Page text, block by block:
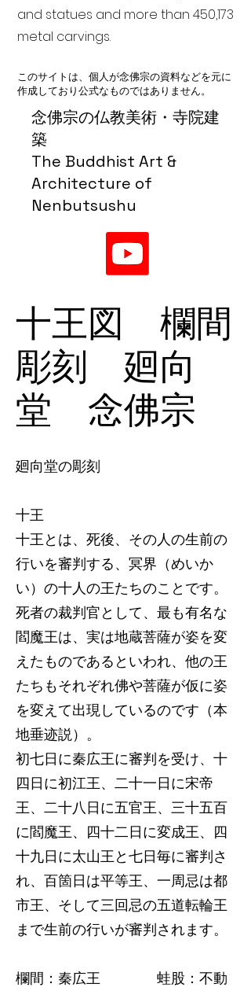
念佛宗の仏教美術・寺院建
築
The Buddhist Art &
Architecture of
Nenbutsushu
and statues and more than 450,173
metal carvings.
このサイトは、個人が念佛宗の資料などを元に
作成しており公式なものではありません。
十王図 欄間
彫刻 廻向
堂 念佛宗
廻向堂の彫刻
十王
十王とは、死後、その人の生前の
行いを審判する、冥界（めいか
い）の十人の王たちのことです。
死者の裁判官として、最も有名な
閻魔王は、実は地蔵菩薩が姿を変
えたものであるといわれ、他の王
たちもそれぞれ佛や菩薩が仮に姿
を変えて出現しているのです（本
地垂迹説）。
初七日に秦広王に審判を受け、十
四日に初江王、二十一日に宋帝
王、二十八日に五官王、三十五百
に閻魔王、四十二日に変成王、四
十九日に太山王と七日毎に審判さ
れ、百箇日は平等王、一周忌は都
市王、そして三回忌の五道転輪王
まで生前の行いが審判されます。
欄間：秦広王 蛙股：不動